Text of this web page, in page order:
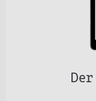
Der